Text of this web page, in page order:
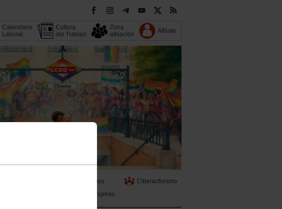
Calendario
Laboral
Cultura
del Trabajo
Zona
afiliación
Afiliate
Servicios
Ciberactivismo
13 Congreso